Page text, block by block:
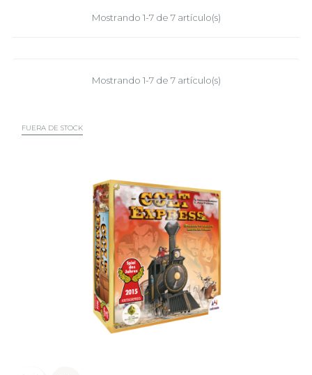
Mostrando 1-7 de 7 artículo(s)
Mostrando 1-7 de 7 artículo(s)
FUERA DE STOCK